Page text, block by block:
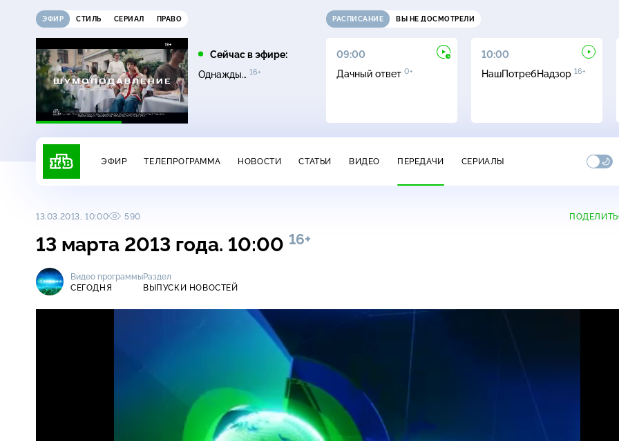
ЭФИР СТИЛЬ СЕРИАЛ ПРАВО
Сейчас в эфире:
Однажды… 16+
РАСПИСАНИЕ ВЫ НЕ ДОСМОТРЕЛИ
07:20
Инженеры Победы16+
08:00
Чудо техники12+
09:00
Дачный ответ 0+
10:00
НашПотребНадзор 16+
ЭФИР ТЕЛЕПРОГРАММА НОВОСТИ СТАТЬИ ВИДЕО ПЕРЕДАЧИ СЕРИАЛЫ
13.03.2013, 10:00 590
13 марта 2013 года. 10:00 16+
Видео программы
СЕГОДНЯ
Раздел
ВЫПУСКИ НОВОСТЕЙ